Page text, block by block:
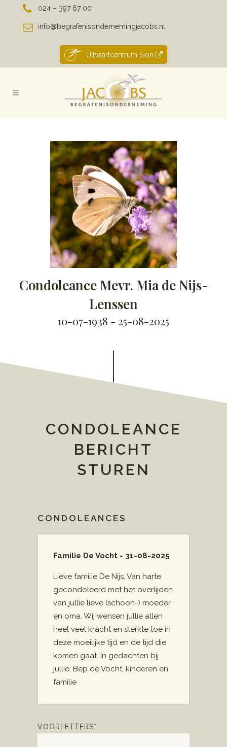
024 – 397 67 00
info@begrafenisondernemingjacobs.nl
Uitvaartcentrum Sion
Condoleance Mevr. Mia de Nijs-
Lenssen
10-07-1938 - 25-08-2025
CONDOLEANCE
BERICHT
STUREN
CONDOLEANCES
Familie De Vocht - 31-08-2025
Lieve familie De Nijs, Van harte
gecondoleerd met het overlijden
van jullie lieve (schoon-) moeder
en oma. Wij wensen jullie allen
heel veel kracht en sterkte toe in
deze moeilijke tijd en de tijd die
komen gaat. In gedachten bij
jullie. Bep de Vocht, kinderen en
familie
VOORLETTERS*